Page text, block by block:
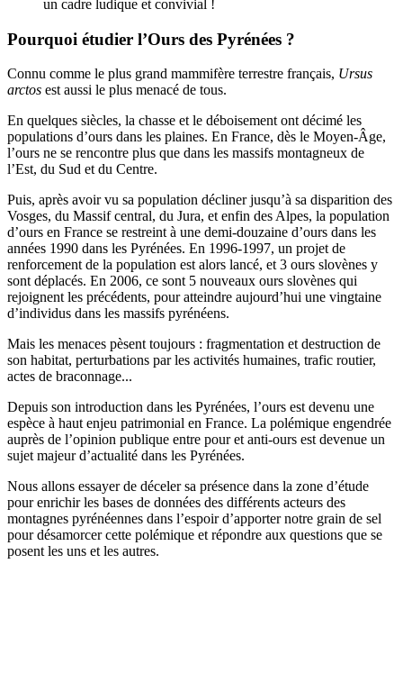
un cadre ludique et convivial !
Pourquoi étudier l’Ours des Pyrénées ?
Connu comme le plus grand mammifère terrestre français, Ursus
arctos est aussi le plus menacé de tous.
En quelques siècles, la chasse et le déboisement ont décimé les
populations d’ours dans les plaines. En France, dès le Moyen-Âge,
l’ours ne se rencontre plus que dans les massifs montagneux de
l’Est, du Sud et du Centre.
Puis, après avoir vu sa population décliner jusqu’à sa disparition des
Vosges, du Massif central, du Jura, et enfin des Alpes, la population
d’ours en France se restreint à une demi-douzaine d’ours dans les
années 1990 dans les Pyrénées. En 1996-1997, un projet de
renforcement de la population est alors lancé, et 3 ours slovènes y
sont déplacés. En 2006, ce sont 5 nouveaux ours slovènes qui
rejoignent les précédents, pour atteindre aujourd’hui une vingtaine
d’individus dans les massifs pyrénéens.
Mais les menaces pèsent toujours : fragmentation et destruction de
son habitat, perturbations par les activités humaines, trafic routier,
actes de braconnage...
Depuis son introduction dans les Pyrénées, l’ours est devenu une
espèce à haut enjeu patrimonial en France. La polémique engendrée
auprès de l’opinion publique entre pour et anti-ours est devenue un
sujet majeur d’actualité dans les Pyrénées.
Nous allons essayer de déceler sa présence dans la zone d’étude
pour enrichir les bases de données des différents acteurs des
montagnes pyrénéennes dans l’espoir d’apporter notre grain de sel
pour désamorcer cette polémique et répondre aux questions que se
posent les uns et les autres.